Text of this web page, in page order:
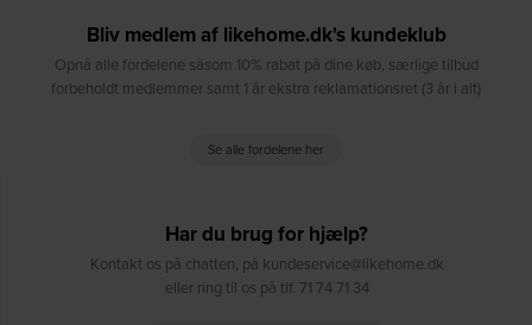
Bliv medlem af likehome.dk's kundeklub
Opnå alle fordelene såsom 10% rabat på dine køb, særlige tilbud
forbeholdt medlemmer samt 1 år ekstra reklamationsret (3 år i alt)
Se alle fordelene her
Har du brug for hjælp?
Kontakt os på chatten, på kundeservice@likehome.dk
eller ring til os på tlf. 71 74 71 34